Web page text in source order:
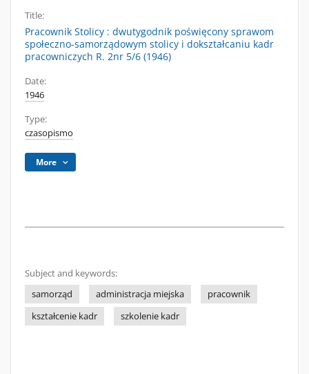
Title:
Pracownik Stolicy : dwutygodnik poświęcony sprawom
społeczno-samorządowym stolicy i dokształcaniu kadr
pracowniczych R. 2nr 5/6 (1946)
Date:
1946
Type:
czasopismo
More
Subject and keywords:
samorząd
administracja miejska
pracownik
kształcenie kadr
szkolenie kadr